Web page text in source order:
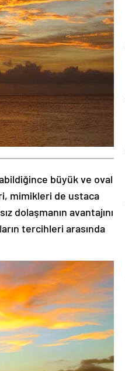
büyük ve oval
mimikleri de ustaca
dolaşmanın avantajını
tercihleri arasında